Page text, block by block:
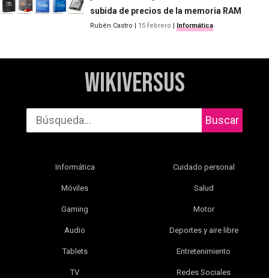
subida de precios de la memoria RAM
Rubén Castro | 15 febrero | Informática
WikiVersus
Buscar
Informática
Móviles
Gaming
Audio
Tablets
TV
Cuidado personal
Salud
Motor
Deportes y aire libre
Entretenimiento
Redes Sociales